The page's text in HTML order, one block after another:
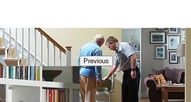
Previous